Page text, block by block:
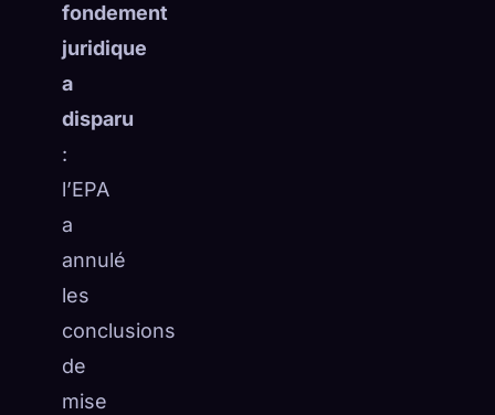
fondement
juridique
a
disparu
:
l’EPA
a
annulé
les
conclusions
de
mise
🧬Xeno Database
Collectés :
☁️
0